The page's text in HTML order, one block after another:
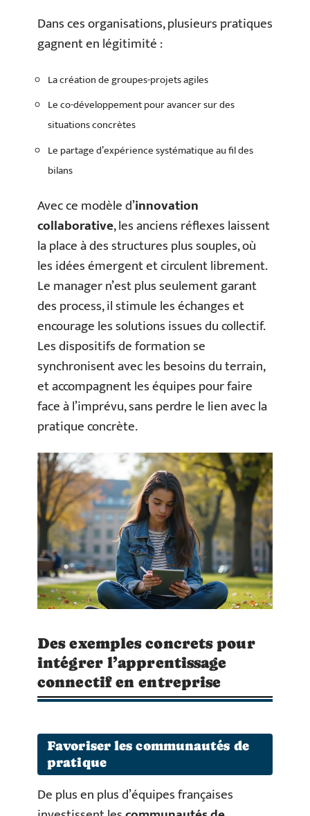
Dans ces organisations, plusieurs pratiques
gagnent en légitimité :
La création de groupes-projets agiles
Le co-développement pour avancer sur des
situations concrètes
Le partage d’expérience systématique au fil des
bilans
Avec ce modèle d’innovation
collaborative, les anciens réflexes laissent
la place à des structures plus souples, où
les idées émergent et circulent librement.
Le manager n’est plus seulement garant
des process, il stimule les échanges et
encourage les solutions issues du collectif.
Les dispositifs de formation se
synchronisent avec les besoins du terrain,
et accompagnent les équipes pour faire
face à l’imprévu, sans perdre le lien avec la
pratique concrète.
Des exemples concrets pour
intégrer l’apprentissage
connectif en entreprise
Favoriser les communautés de
pratique
De plus en plus d’équipes françaises